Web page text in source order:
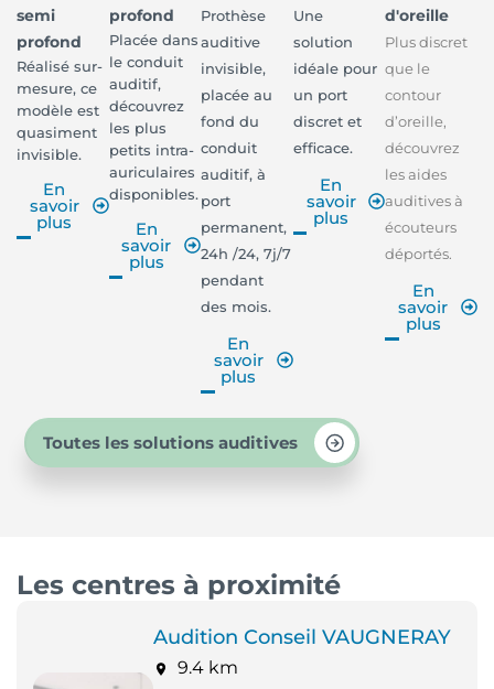
semi
profond
Réalisé sur-
mesure, ce
modèle est
quasiment
invisible.
En
savoir
plus
profond
Placée dans
le conduit
auditif,
découvrez
les plus
petits intra-
auriculaires
disponibles.
En
savoir
plus
Prothèse
auditive
invisible,
placée au
fond du
conduit
auditif, à
port
permanent,
24h /24, 7j/7
pendant
des mois.
En
savoir
plus
Une
solution
idéale pour
un port
discret et
efficace.
En
savoir
plus
d'oreille
Plus discret
que le
contour
d’oreille,
découvrez
les aides
auditives à
écouteurs
déportés.
En
savoir
plus
Toutes les solutions auditives
Les centres à proximité
Audition Conseil VAUGNERAY
9.4 km